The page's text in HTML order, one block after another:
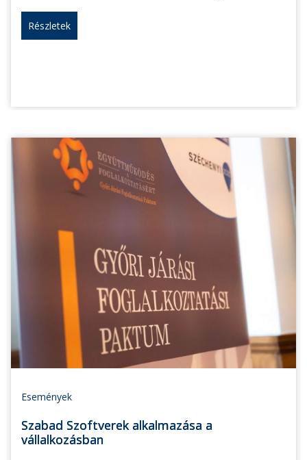
Részletek
Események
Szabad Szoftverek alkalmazása a
vállalkozásban